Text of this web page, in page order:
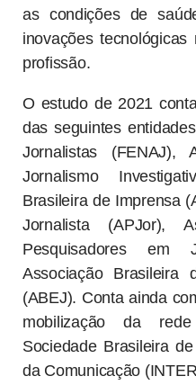
as condições de
inovações
profissão.
O estudo de 2021
das seguintes
Jornalistas (FENAJ),
Jornalismo
Brasileira de Imprensa
Jornalista (APJor),
Pesquisadores em
Associação Brasileira
(ABEJ). Conta ainda
mobilização da
Sociedade Brasileira
da Comunicação